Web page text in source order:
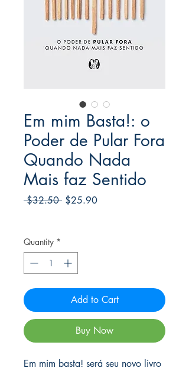
Em mim Basta!: o
Poder de Pular Fora
Quando Nada
Mais faz Sentido
$32.50 Regular
$25.90Sale
Quantity *
Add to Cart
Buy Now
Em mim basta! será seu novo livro